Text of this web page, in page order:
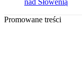
nad Słowenią
Promowane treści